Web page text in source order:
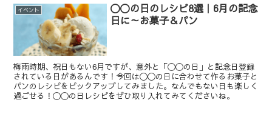
イベント
〇〇の日のレシピ8選｜6月の記念
日に～お菓子＆パン
梅雨時期、祝日もない6月ですが、意外と「〇〇の日」と記念日登録
されている日があるんです！今回は〇〇の日に合わせて作るお菓子と
パンのレシピをピックアップしてみました。なんでもない日も楽しく
過ごせる！〇〇の日レシピをぜひ取り入れてみてくださいね。